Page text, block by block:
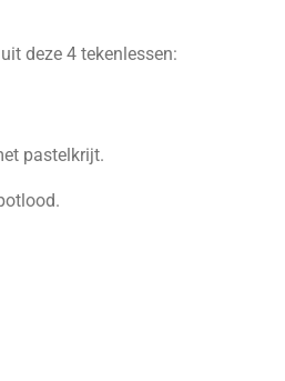
deze 4 tekenlessen:
pastelkrijt.